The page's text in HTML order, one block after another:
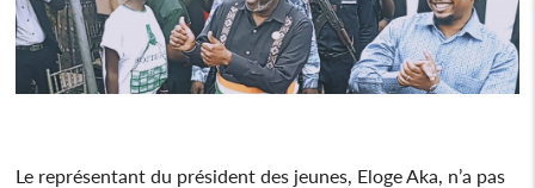
Le représentant du président des jeunes, Eloge Aka, n’a pas